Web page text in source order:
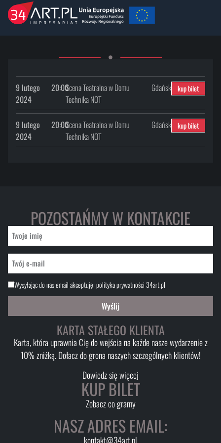
9 lutego
2024
20:00Scena Teatralna w Domu
Technika NOT
Gdańsk kup bilet
9 lutego
2024
20:00Scena Teatralna w Domu
Technika NOT
Gdańsk kup bilet
POZOSTAŃMY W KONTAKCIE
Wysyłając do nas email akceptuję:polityka prywatności 34art.pl
Wyślij
KARTA STAŁEGO KLIENTA
Karta, która uprawnia Cię do wejścia na każde nasze wydarzenie z
10% zniżką. Dołacz do grona naszych szczególnych klientów!
Dowiedz się więcej
KUP BILET
Zobacz co gramy
NASZ ADRES EMAIL:
kontakt@34art.pl